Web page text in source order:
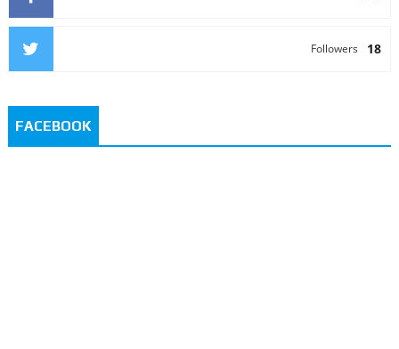
18
Followers
FACEBOOK